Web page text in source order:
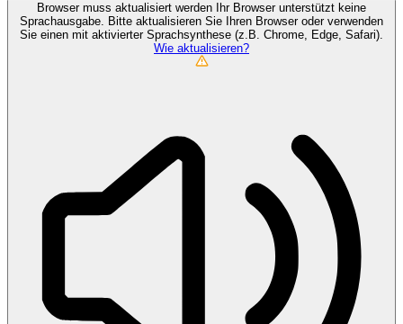
Browser muss aktualisiert werden
Ihr Browser unterstützt keine
Sprachausgabe. Bitte aktualisieren Sie Ihren Browser oder verwenden
Sie einen mit aktivierter Sprachsynthese (z.B. Chrome, Edge, Safari).
Wie aktualisieren?